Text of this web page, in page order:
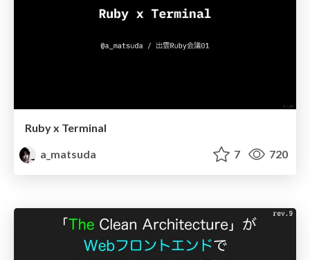
Ruby x Terminal
a_matsuda
7 720